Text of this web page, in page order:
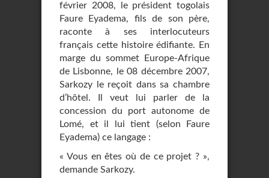
février 2008, le président togolais
Faure Eyadema, fils de son père,
raconte à ses interlocuteurs
français cette histoire édifiante. En
marge du sommet Europe-Afrique
de Lisbonne, le 08 décembre 2007,
Sarkozy le reçoit dans sa chambre
d’hôtel. Il veut lui parler de la
concession du port autonome de
Lomé, et il lui tient (selon Faure
Eyadema) ce langage :
« Vous en êtes où de ce projet ? »,
demande Sarkozy.